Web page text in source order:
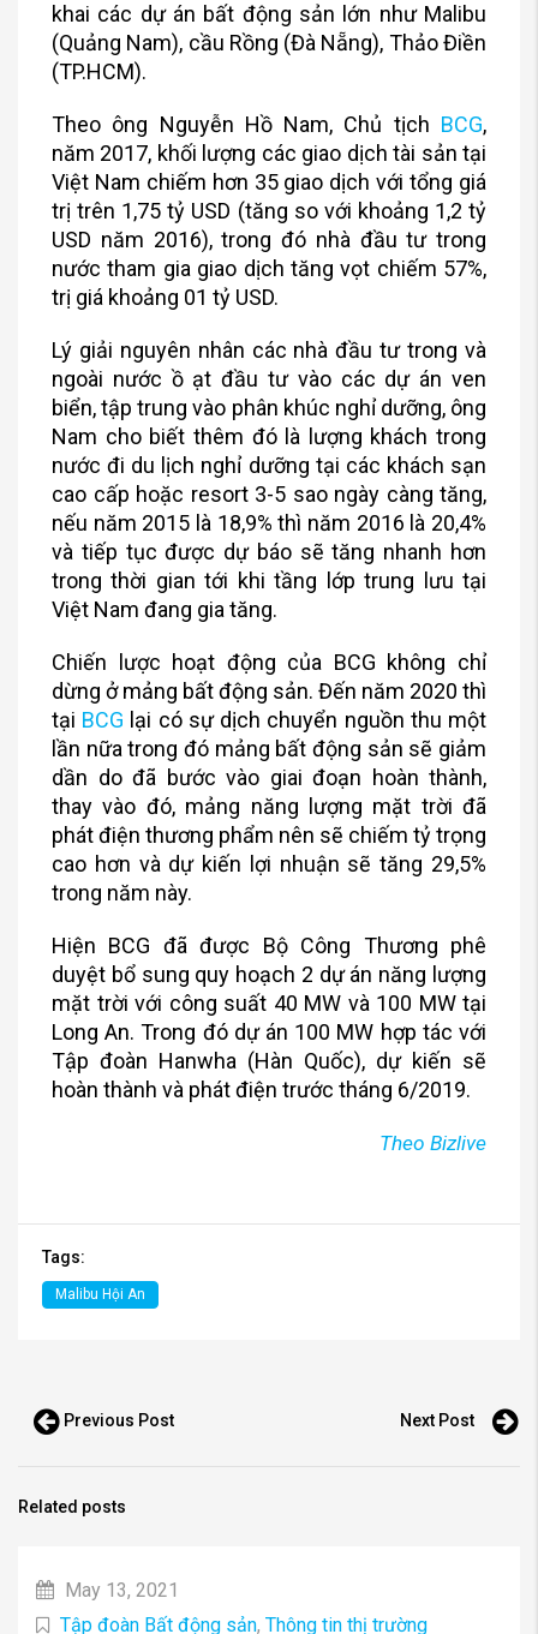
khai các dự án bất động sản lớn như Malibu
(Quảng Nam), cầu Rồng (Đà Nẵng), Thảo Điền
(TP.HCM).
Theo ông Nguyễn Hồ Nam, Chủ tịch BCG,
năm 2017, khối lượng các giao dịch tài sản tại
Việt Nam chiếm hơn 35 giao dịch với tổng giá
trị trên 1,75 tỷ USD (tăng so với khoảng 1,2 tỷ
USD năm 2016), trong đó nhà đầu tư trong
nước tham gia giao dịch tăng vọt chiếm 57%,
trị giá khoảng 01 tỷ USD.
Lý giải nguyên nhân các nhà đầu tư trong và
ngoài nước ồ ạt đầu tư vào các dự án ven
biển, tập trung vào phân khúc nghỉ dưỡng, ông
Nam cho biết thêm đó là lượng khách trong
nước đi du lịch nghỉ dưỡng tại các khách sạn
cao cấp hoặc resort 3-5 sao ngày càng tăng,
nếu năm 2015 là 18,9% thì năm 2016 là 20,4%
và tiếp tục được dự báo sẽ tăng nhanh hơn
trong thời gian tới khi tầng lớp trung lưu tại
Việt Nam đang gia tăng.
Chiến lược hoạt động của BCG không chỉ
dừng ở mảng bất động sản. Đến năm 2020 thì
tại BCG lại có sự dịch chuyển nguồn thu một
lần nữa trong đó mảng bất động sản sẽ giảm
dần do đã bước vào giai đoạn hoàn thành,
thay vào đó, mảng năng lượng mặt trời đã
phát điện thương phẩm nên sẽ chiếm tỷ trọng
cao hơn và dự kiến lợi nhuận sẽ tăng 29,5%
trong năm này.
Hiện BCG đã được Bộ Công Thương phê
duyệt bổ sung quy hoạch 2 dự án năng lượng
mặt trời với công suất 40 MW và 100 MW tại
Long An. Trong đó dự án 100 MW hợp tác với
Tập đoàn Hanwha (Hàn Quốc), dự kiến sẽ
hoàn thành và phát điện trước tháng 6/2019.
Theo Bizlive
Tags:
Malibu Hội An
Previous Post Next Post
Related posts
May 13, 2021
Tập đoàn Bất động sản, Thông tin thị trường